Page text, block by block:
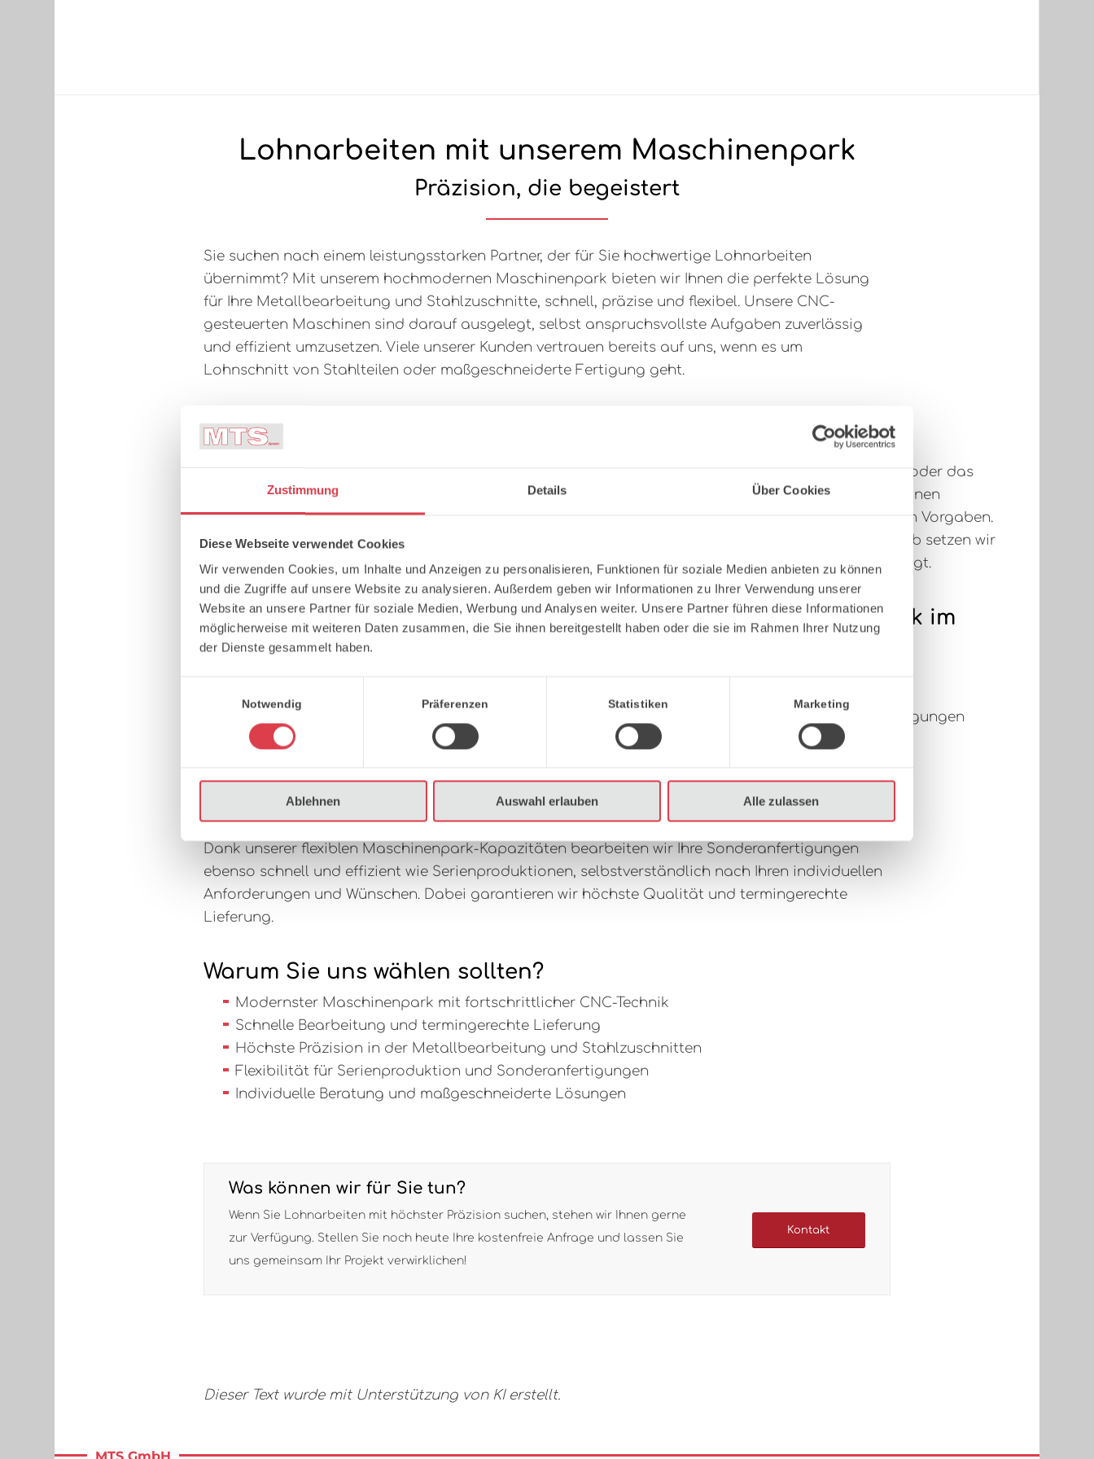
Zustimmung Details Über Cookies
Diese Webseite verwendet Cookies
Wir verwenden Cookies, um Inhalte und Anzeigen zu personalisieren, Funktionen für soziale Medien anbieten zu können
und die Zugriffe auf unsere Website zu analysieren. Außerdem geben wir Informationen zu Ihrer Verwendung unserer
Website an unsere Partner für soziale Medien, Werbung und Analysen weiter. Unsere Partner führen diese Informationen
möglicherweise mit weiteren Daten zusammen, die Sie ihnen bereitgestellt haben oder die sie im Rahmen Ihrer Nutzung
der Dienste gesammelt haben.
Notwendig Präferenzen Statistiken Marketing
Ablehnen Auswahl erlauben Alle zulassen
Lohnarbeiten mit unserem Maschinenpark
Präzision, die begeistert
Sie suchen nach einem leistungsstarken Partner, der für Sie hochwertige Lohnarbeiten
übernimmt? Mit unserem hochmodernen Maschinenpark bieten wir Ihnen die perfekte Lösung
für Ihre Metallbearbeitung und Stahlzuschnitte, schnell, präzise und flexibel. Unsere CNC-
gesteuerten Maschinen sind darauf ausgelegt, selbst anspruchsvollste Aufgaben zuverlässig
und effizient umzusetzen. Viele unserer Kunden vertrauen bereits auf uns, wenn es um
Lohnschnitt von Stahlteilen oder maßgeschneiderte Fertigung geht.
Ob für die Lohnfertigung von Stahlteilen, Präzisionsschnitten oder das
Blechschneiden in Serienproduktion: Unsere modernen Maschinen
garantieren höchste Präzision und exakte Fertigung nach Ihren Vorgaben.
Wir verstehen, wie wichtig maßgenaue Ergebnisse sind, deshalb setzen wir
auf technologische Spitzenleistung, die Ihre Projekte voranbringt.
Unsere Lohnarbeiten im Maschinenpark im
Detail
Individuelle Fertigung auf Anfrage auch für Sonderanfertigungen
Stahlzuschnitte nach Maß für Ihre Bauvorhaben
Dank unserer flexiblen Maschinenpark-Kapazitäten bearbeiten wir Ihre Sonderanfertigungen
ebenso schnell und effizient wie Serienproduktionen, selbstverständlich nach Ihren individuellen
Anforderungen und Wünschen. Dabei garantieren wir höchste Qualität und termingerechte
Lieferung.
Warum Sie uns wählen sollten?
Modernster Maschinenpark mit fortschrittlicher CNC-Technik
Schnelle Bearbeitung und termingerechte Lieferung
Höchste Präzision in der Metallbearbeitung und Stahlzuschnitten
Flexibilität für Serienproduktion und Sonderanfertigungen
Individuelle Beratung und maßgeschneiderte Lösungen
Was können wir für Sie tun?
Wenn Sie Lohnarbeiten mit höchster Präzision suchen, stehen wir Ihnen gerne
zur Verfügung. Stellen Sie noch heute Ihre kostenfreie Anfrage und lassen Sie
uns gemeinsam Ihr Projekt verwirklichen!
Kontakt
Dieser Text wurde mit Unterstützung von KI erstellt.